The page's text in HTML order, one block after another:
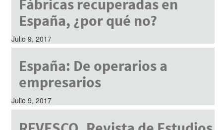
Fábricas recuperadas en
España, ¿por qué no?
Julio 9, 2017
España: De operarios a
empresarios
Julio 9, 2017